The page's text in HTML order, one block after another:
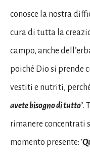
conosce la nostra
cura di tutta la
campo, anche
poiché Dio si prende
vestiti e nutriti, perché
avete bisogno di tutto’.
rimanere concentrati
momento presente: ‘